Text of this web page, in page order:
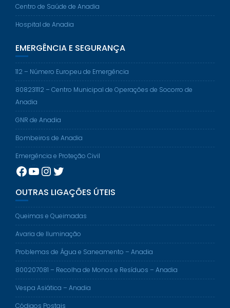
Centro de Saúde de Anadia
Hospital de Anadia
EMERGÊNCIA E SEGURANÇA
112 – Número Europeu de Emergência
808231112 – Centro Municipal de Operações de Socorro de
Anadia
GNR de Anadia
Bombeiros de Anadia
Emergência e Proteção Civil
Facebook
YouTube
Instagram
Twitter
OUTRAS LIGAÇÕES ÚTEIS
Queimas e Queimadas
Avaria de Iluminação
Problemas de Água e Saneamento – Anadia
800207081 – Recolha de Monos e Resíduos – Anadia
Vespa Asiática – Anadia
Códigos Postais